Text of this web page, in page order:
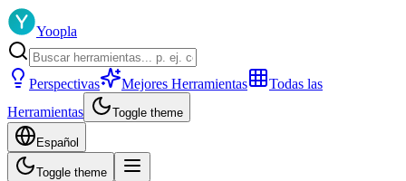
Yoopla
Perspectivas Mejores Herramientas
Todas las
Herramientas
Toggle theme
Español
Toggle theme